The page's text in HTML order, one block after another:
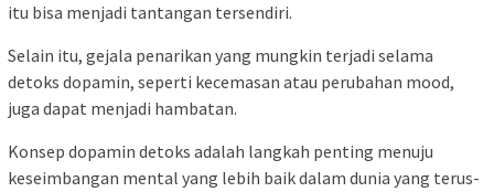
itu bisa menjadi tantangan tersendiri.
Selain itu, gejala penarikan yang mungkin terjadi selama
detoks dopamin, seperti kecemasan atau perubahan mood,
juga dapat menjadi hambatan.
Konsep dopamin detoks adalah langkah penting menuju
keseimbangan mental yang lebih baik dalam dunia yang terus-